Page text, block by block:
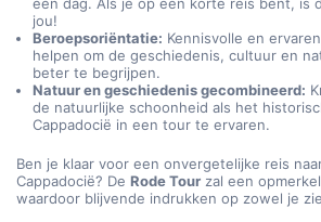
jou!
Beroepsoriëntatie: Kennisvolle en
helpen om de geschiedenis, cultuur en
beter te begrijpen.
Natuur en geschiedenis gecombineerd:
de natuurlijke schoonheid als het
Cappadocië in een tour te ervaren.
Ben je klaar voor een onvergetelijke reis
Cappadocië? De Rode Tour zal een
waardoor blijvende indrukken op zowel je